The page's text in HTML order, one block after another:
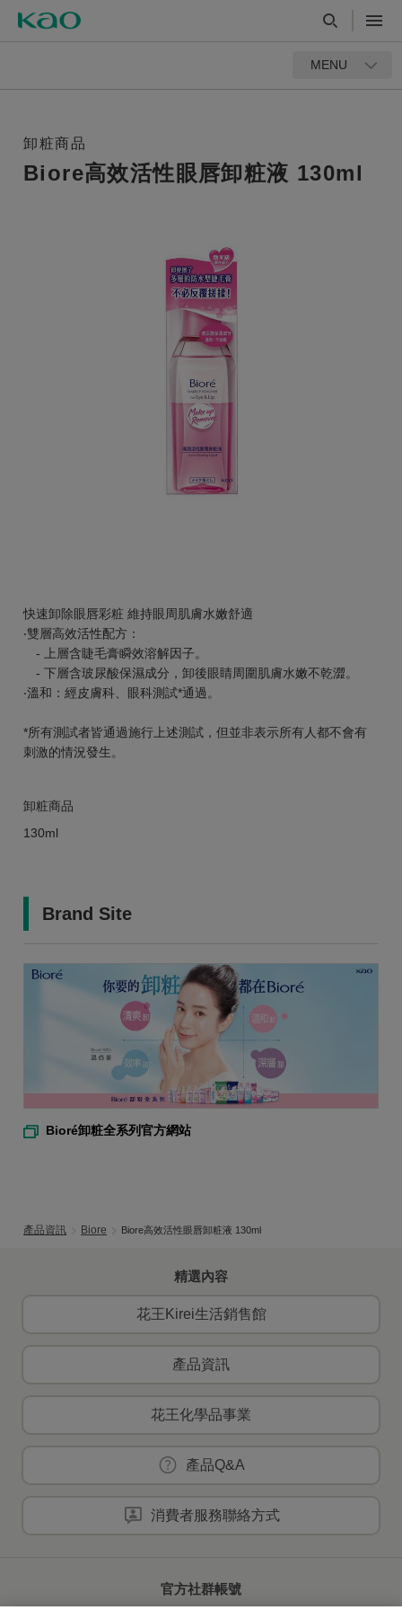
MENU
卸粧商品
Biore高效活性眼唇卸粧液 130ml
快速卸除眼唇彩粧 維持眼周肌膚水嫩舒適
‧雙層高效活性配方：
- 上層含睫毛膏瞬效溶解因子。
- 下層含玻尿酸保濕成分，卸後眼睛周圍肌膚水嫩不乾澀。
‧溫和：經皮膚科、眼科測試*通過。
*所有測試者皆通過施行上述測試，但並非表示所有人都不會有
刺激的情況發生。
卸粧商品
130ml
Brand Site
Bioré卸粧全系列官方網站
產品資訊 Biore Biore高效活性眼唇卸粧液 130ml
精選內容
花王Kirei生活銷售館
產品資訊
花王化學品事業
產品Q&A
消費者服務聯絡方式
官方社群帳號